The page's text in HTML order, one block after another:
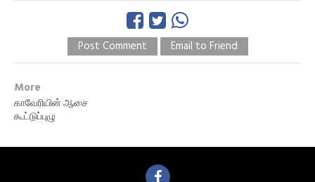
Post Comment Email to Friend
More
காவேரியின் ஆசை
கூட்டுப்புழு